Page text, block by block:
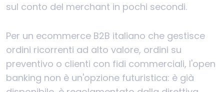
sul conto del merchant in pochi secondi.
Per un ecommerce B2B italiano che gestisce
ordini ricorrenti ad alto valore, ordini su
preventivo o clienti con fidi commerciali, l'open
banking non è un'opzione futuristica: è già